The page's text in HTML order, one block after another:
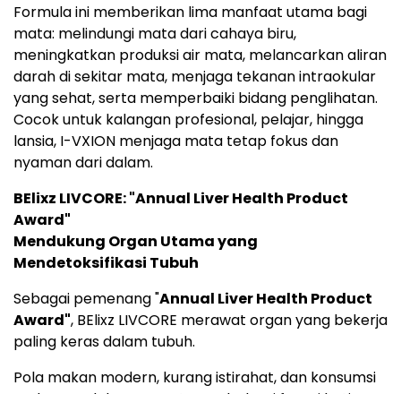
Formula ini memberikan lima manfaat utama bagi
mata: melindungi mata dari cahaya biru,
meningkatkan produksi air mata, melancarkan aliran
darah di sekitar mata, menjaga tekanan intraokular
yang sehat, serta memperbaiki bidang penglihatan.
Cocok untuk kalangan profesional, pelajar, hingga
lansia, I-VXION menjaga mata tetap fokus dan
nyaman dari dalam.
BElixz LIVCORE: "Annual Liver Health Product
Award"
Mendukung Organ Utama yang
Mendetoksifikasi Tubuh
Sebagai pemenang "Annual Liver Health Product
Award", BElixz LIVCORE merawat organ yang bekerja
paling keras dalam tubuh.
Pola makan modern, kurang istirahat, dan konsumsi